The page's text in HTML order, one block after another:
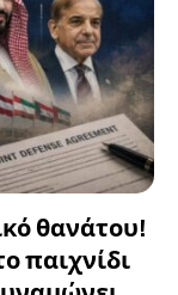
θανάτου!
παιχνίδι